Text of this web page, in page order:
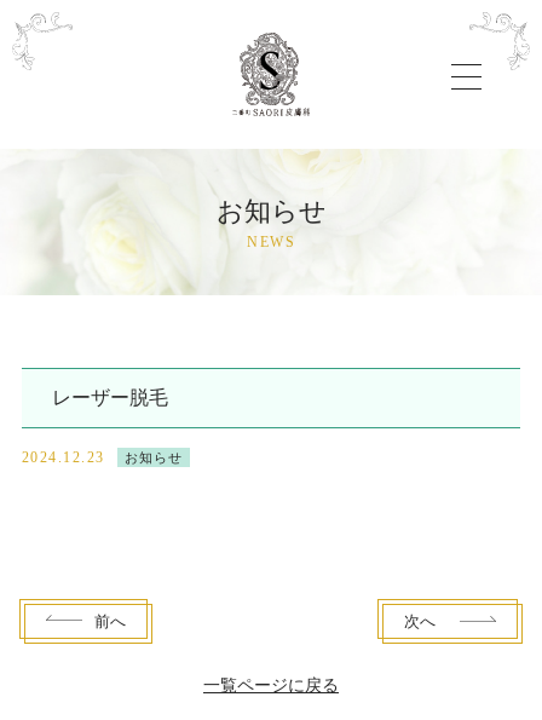
toggle
お知らせ
NEWS
レーザー脱毛
2024.12.23 お知らせ
前へ 次へ
一覧ページに戻る